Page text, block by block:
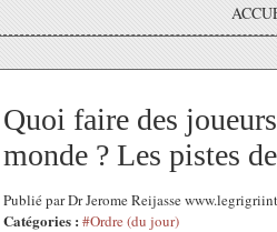
Quoi faire des
monde ? Les pistes
Publié par Dr Jerome Reijasse
Catégories : #Ordre (du jour)